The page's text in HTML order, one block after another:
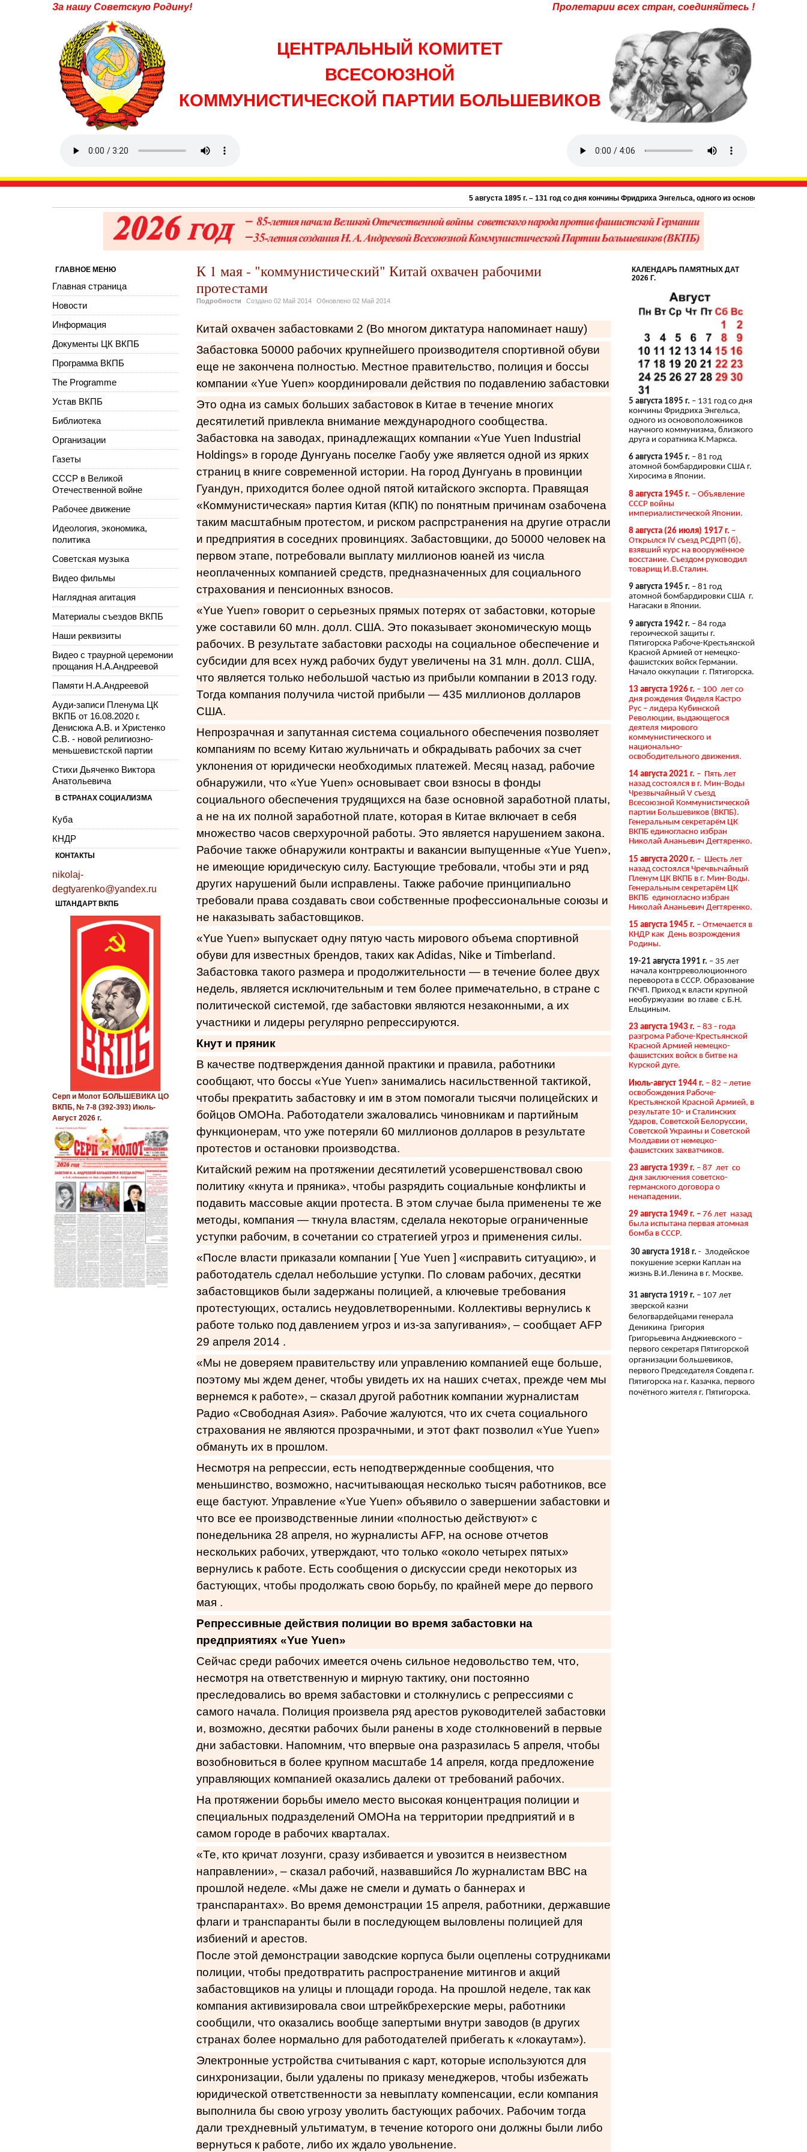
За нашу Советскую Родину! Пролетарии всех стран, соединяйтесь !
ЦЕНТРАЛЬНЫЙ КОМИТЕТ
ВСЕСОЮЗНОЙ
КОММУНИСТИЧЕСКОЙ ПАРТИИ БОЛЬШЕВИКОВ
5 августа 1895 г. – 131 год со дня кончины Фридриха Энгельса, одного из основоположников научного
К 1 мая - "коммунистический" Китай охвачен рабочими
протестами
Подробности Создано 02 Май 2014 Обновлено 02 Май 2014
Китай охвачен забастовками 2 (Во многом диктатура напоминает нашу)
Забастовка 50000 рабочих крупнейшего производителя спортивной обуви
еще не закончена полностью. Местное правительство, полиция и боссы
компании «Yue Yuen» координировали действия по подавлению забастовки
Это одна из самых больших забастовок в Китае в течение многих
десятилетий привлекла внимание международного сообщества.
Забастовка на заводах, принадлежащих компании «Yue Yuen Industrial
Holdings» в городе Дунгуань поселке Гаобу уже является одной из ярких
страниц в книге современной истории. На город Дунгуань в провинции
Гуандун, приходится более одной пятой китайского экспорта. Правящая
«Коммунистическая» партия Китая (КПК) по понятным причинам озабочена
таким масштабным протестом, и риском распрстранения на другие отрасли
и предприятия в соседних провинциях. Забастовщики, до 50000 человек на
первом этапе, потребовали выплату миллионов юаней из числа
неоплаченных компанией средств, предназначенных для социального
страхования и пенсионных взносов.
«Yue Yuen» говорит о серьезных прямых потерях от забастовки, которые
уже составили 60 млн. долл. США. Это показывает экономическую мощь
рабочих. В результате забастовки расходы на социальное обеспечение и
субсидии для всех нужд рабочих будут увеличены на 31 млн. долл. США,
что является только небольшой частью из прибыли компании в 2013 году.
Тогда компания получила чистой прибыли — 435 миллионов долларов
США.
Непрозрачная и запутанная система социального обеспечения позволяет
компаниям по всему Китаю жульничать и обкрадывать рабочих за счет
уклонения от юридически необходимых платежей. Месяц назад, рабочие
обнаружили, что «Yue Yuen» основывает свои взносы в фонды
социального обеспечения трудящихся на базе основной заработной платы,
а не на их полной заработной плате, которая в Китае включает в себя
множество часов сверхурочной работы. Это является нарушением закона.
Рабочие также обнаружили контракты и вакансии выпущенные «Yue Yuen»,
не имеющие юридическую силу. Бастующие требовали, чтобы эти и ряд
других нарушений были исправлены. Также рабочие принципиально
требовали права создавать свои собственные профессиональные союзы и
не наказывать забастовщиков.
«Yue Yuen» выпускает одну пятую часть мирового объема спортивной
обуви для известных брендов, таких как Adidas, Nike и Timberland.
Забастовка такого размера и продолжительности — в течение более двух
недель, является исключительным и тем более примечательно, в стране с
политической системой, где забастовки являются незаконными, а их
участники и лидеры регулярно репрессируются.
Кнут и пряник
В качестве подтверждения данной практики и правила, работники
сообщают, что боссы «Yue Yuen» занимались насильственной тактикой,
чтобы прекратить забастовку и им в этом помогали тысячи полицейских и
бойцов ОМОНа. Работодатели зжаловались чиновникам и партийным
функционерам, что уже потеряли 60 миллионов долларов в результате
протестов и остановки производства.
Китайский режим на протяжении десятилетий усовершенствовал свою
политику «кнута и пряника», чтобы разрядить социальные конфликты и
подавить массовые акции протеста. В этом случае была применены те же
методы, компания — ткнула властям, сделала некоторые ограниченные
уступки рабочим, в сочетании со стратегией угроз и применения силы.
«После власти приказали компании [ Yue Yuen ] «исправить ситуацию», и
работодатель сделал небольшие уступки. По словам рабочих, десятки
забастовщиков были задержаны полицией, а ключевые требования
протестующих, остались неудовлетворенными. Коллективы вернулись к
работе только под давлением угроз и из-за запугивания», – сообщает AFP
29 апреля 2014 .
«Мы не доверяем правительству или управлению компанией еще больше,
поэтому мы ждем денег, чтобы увидеть их на наших счетах, прежде чем мы
вернемся к работе», – сказал другой работник компании журналистам
Радио «Свободная Азия». Рабочие жалуются, что их счета социального
страхования не являются прозрачными, и этот факт позволил «Yue Yuen»
обмануть их в прошлом.
Несмотря на репрессии, есть неподтвержденные сообщения, что
меньшинство, возможно, насчитывающая несколько тысяч работников, все
еще бастуют. Управление «Yue Yuen» объявило о завершении забастовки и
что все ее производственные линии «полностью действуют» с
понедельника 28 апреля, но журналисты АFP, на основе отчетов
нескольких рабочих, утверждают, что только «около четырех пятых»
вернулись к работе. Есть сообщения о дискуссии среди некоторых из
бастующих, чтобы продолжать свою борьбу, по крайней мере до первого
мая .
Репрессивные действия полиции во время забастовки на
предприятиях «Yue Yuen»
Сейчас среди рабочих имеется очень сильное недовольство тем, что,
несмотря на ответственную и мирную тактику, они постоянно
преследовались во время забастовки и столкнулись с репрессиями с
самого начала. Полиция произвела ряд арестов руководителей забастовки
и, возможно, десятки рабочих были ранены в ходе столкновений в первые
дни забастовки. Напомним, что впервые она разразилась 5 апреля, чтобы
возобновиться в более крупном масштабе 14 апреля, когда предложение
управляющих компанией оказались далеки от требований рабочих.
На протяжении борьбы имело место высокая концентрация полиции и
специальных подразделений ОМОНа на территории предприятий и в
самом городе в рабочих кварталах.
«Те, кто кричат лозунги, сразу избивается и увозится в неизвестном
направлении», – сказал рабочий, назвавшийся Ло журналистам ВВС на
прошлой неделе. «Мы даже не смели и думать о баннерах и
транспарантах». Во время демонстрации 15 апреля, работники, державшие
флаги и транспаранты были в последующем выловлены полицией для
избиений и арестов.
После этой демонстрации заводские корпуса были оцеплены сотрудниками
полиции, чтобы предотвратить распространение митингов и акций
забастовщиков на улицы и площади города. На прошлой неделе, так как
компания активизировала свои штрейкбрехерские меры, работники
сообщили, что оказались вообще запертыми внутри заводов (в других
странах более нормально для работодателей прибегать к «локаутам»).
Электронные устройства считывания с карт, которые используются для
синхронизации, были удалены по приказу менеджеров, чтобы избежать
юридической ответственности за невыплату компенсации, если компания
выполнила бы свою угрозу уволить бастующих рабочих. Рабочим тогда
дали трехдневный ультиматум, в течение которого они должны были либо
вернуться к работе, либо их ждало увольнение.
ГЛАВНОЕ МЕНЮ
Главная страница
Новости
Информация
Документы ЦК ВКПБ
Программа ВКПБ
The Programme
Устав ВКПБ
Библиотека
Организации
Газеты
СССР в Великой
Отечественной войне
Рабочее движение
Идеология, экономика,
политика
Советская музыка
Видео фильмы
Наглядная агитация
Материалы съездов ВКПБ
Наши реквизиты
Видео с траурной церемонии
прощания Н.А.Андреевой
Памяти Н.А.Андреевой
Ауди-записи Пленума ЦК
ВКПБ от 16.08.2020 г.
Денисюка А.В. и Христенко
С.В. - новой религиозно-
меньшевистской партии
Стихи Дьяченко Виктора
Анатольевича
В СТРАНАХ СОЦИАЛИЗМА
Куба
КНДР
КОНТАКТЫ
nikolaj-
degtyarenko@yandex.ru
ШТАНДАРТ ВКПБ
Серп и Молот БОЛЬШЕВИКА ЦО
ВКПБ, № 7-8 (392-393) Июль-
Август 2026 г.
КАЛЕНДАРЬ ПАМЯТНЫХ ДАТ
2026 Г.
5 августа 1895 г. – 131 год со дня
кончины Фридриха Энгельса,
одного из основоположников
научного коммунизма, близкого
друга и соратника К.Маркса.
6 августа 1945 г. – 81 год
атомной бомбардировки США г.
Хиросима в Японии.
8 августа 1945 г. – Объявление
СССР войны
империалистической Японии.
8 августа (26 июля) 1917 г. –
Открылся IV съезд РСДРП (б),
взявший курс на вооружённое
восстание. Съездом руководил
товарищ И.В.Сталин.
9 августа 1945 г. – 81 год
атомной бомбардировки США г.
Нагасаки в Японии.
9 августа 1942 г. – 84 года
героической защиты г.
Пятигорска Рабоче-Крестьянской
Красной Армией от немецко-
фашистских войск Германии.
Начало оккупации г. Пятигорска.
13 августа 1926 г. – 100 лет со
дня рождения Фиделя Кастро
Рус – лидера Кубинской
Революции, выдающегося
деятеля мирового
коммунистического и
национально-
освободительного движения.
14 августа 2021 г. – Пять лет
назад состоялся в г. Мин-Воды
Чрезвычайный V съезд
Всесоюзной Коммунистической
партии Большевиков (ВКПБ).
Генеральным секретарём ЦК
ВКПБ единогласно избран
Николай Ананьевич Дегтяренко.
15 августа 2020 г. – Шесть лет
назад состоялся Чречвычайный
Пленум ЦК ВКПБ в г. Мин-Воды.
Генеральным секретарём ЦК
ВКПБ единогласно избран
Николай Ананьевич Дегтяренко.
15 августа 1945 г. – Отмечается в
КНДР как День возрождения
Родины.
19-21 августа 1991 г. – 35 лет
начала контрреволюционного
переворота в СССР. Образование
ГКЧП. Приход к власти крупной
необуржуазии во главе с Б.Н.
Ельциным.
23 августа 1943 г. – 83 - года
разгрома Рабоче-Крестьянской
Красной Армией немецко-
фашистских войск в битве на
Курской дуге.
Июль-август 1944 г. – 82 – летие
освобождения Рабоче-
Крестьянской Красной Армией, в
результате 10- и Сталинских
Ударов, Советской Белоруссии,
Советской Украины и Советской
Молдавии от немецко-
фашистских захватчиков.
23 августа 1939 г. – 87 лет со
дня заключения советско-
германского договора о
ненападении.
29 августа 1949 г. – 76 лет назад
была испытана первая атомная
бомба в СССР.
30 августа 1918 г. - Злодейское
покушение эсерки Каплан на
жизнь В.И.Ленина в г. Москве.
31 августа 1919 г. – 107 лет
зверской казни
белогвардейцами генерала
Деникина Григория
Григорьевича Анджиевского –
первого секретаря Пятигорской
организации большевиков,
первого Председателя Совдепа г.
Пятигорска на г. Казачка, первого
почётного жителя г. Пятигорска.